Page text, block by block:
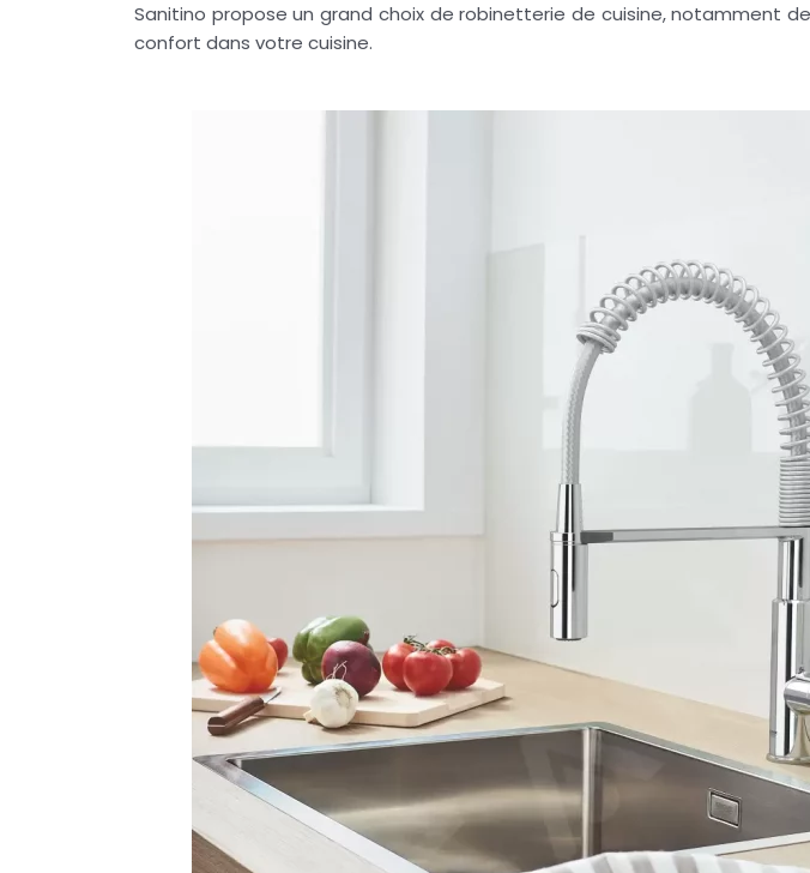
Sanitino propose un grand choix de robinetterie de cuisine, notamment
confort dans votre cuisine.